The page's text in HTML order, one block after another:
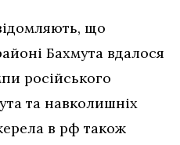
що
Бахмута вдалося
російського
та навколишніх
в рф також